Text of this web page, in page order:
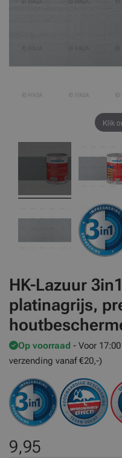
HK-Lazuur
platinagrijs,
Op voorraad - Voor
verzending vanaf €20,-)
9,95
Klik